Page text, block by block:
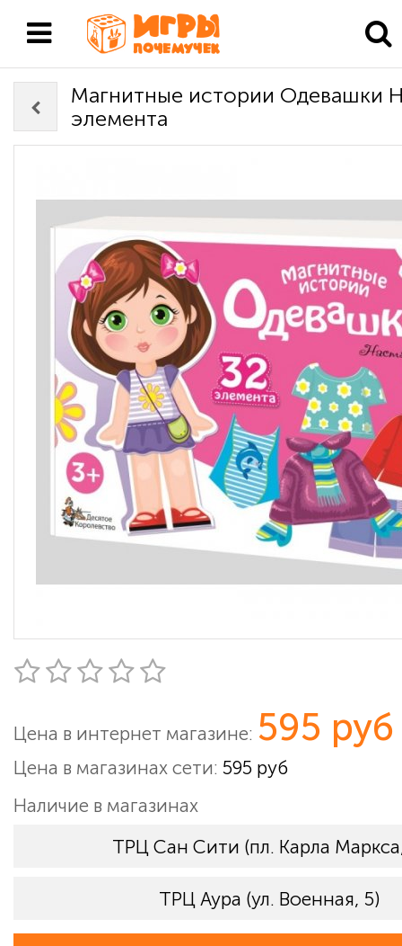
Магнитные истории Одевашки
элемента
Цена в интернет магазине: 595 руб
Цена в магазинах сети: 595 руб
Наличие в магазинах
ТРЦ Сан Сити (пл. Карла
ТРЦ Аура (ул. Военная, 5)